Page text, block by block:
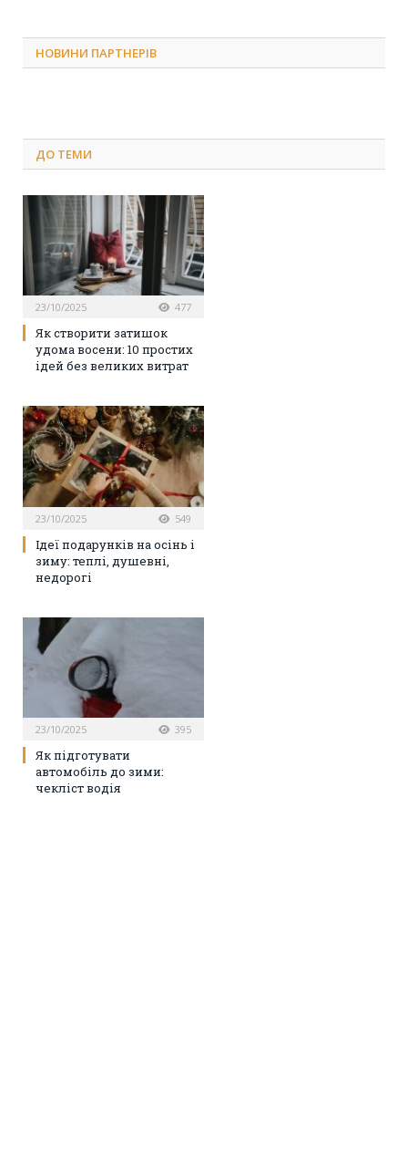
НОВИНИ ПАРТНЕРІВ
ДО ТЕМИ
23/10/2025 477
Як створити затишок
удома восени: 10 простих
ідей без великих витрат
23/10/2025 549
Ідеї подарунків на осінь і
зиму: теплі, душевні,
недорогі
23/10/2025 395
Як підготувати
автомобіль до зими:
чекліст водія